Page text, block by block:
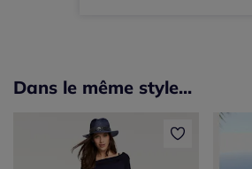
Dans le même style...